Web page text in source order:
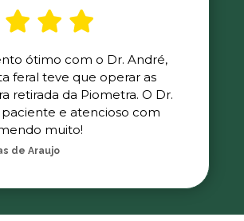
ótimo com o Dr. André,
feral teve que operar as
retirada da Piometra. O Dr.
e atencioso com
muito!
de Araujo